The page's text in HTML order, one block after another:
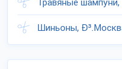
Травяные
Шиньоны,